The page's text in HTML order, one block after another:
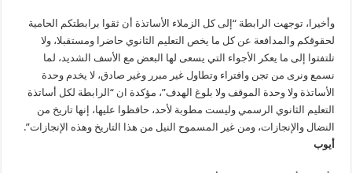
وأخيرا، توجهت الرابطة “إلى كل الزملاء الأساتذة أن ثقوا برابطتكم الحامية
لحقوقكم والمدافعة عن كل ما يخص التعليم الثانوي حاضرا ومستقبلا، ولا
تلتفتوا إلى ما يعكر الأجواء التي يسعى لها البعض مع الأسف الشديد، لما
نسمع ونرى من تجن وافتراء وتطاول غير مبرر وغير صادق، لا يخدم وحدة
الأساتذة ولا وحدة الموقف ولا بلوغ الهدف”، مؤكدة ان “الرابطة لكل أساتذة
التعليم الثانوي الرسمي وليست مطوبة لأحد، حافظوا عليها، إنها تاريخ من
النضال والإنجازات، ومن غير المسموح النيل من هذا التاريخ وهذه الإنجازات”.
أيوب